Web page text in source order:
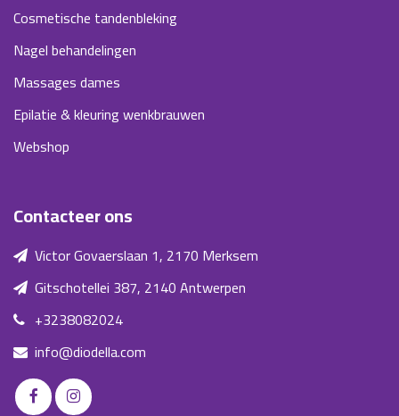
Cosmetische tandenbleking
Nagel behandelingen
Massages dames
Epilatie & kleuring wenkbrauwen
Webshop
Contacteer ons
Victor Govaerslaan 1, 2170 Merksem
Gitschotellei 387, 2140 Antwerpen
+3238082024
info@diodella.com